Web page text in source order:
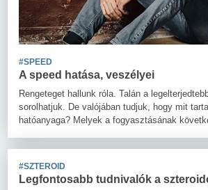
#SPEED
A speed hatása, veszélyei
Rengeteget hallunk róla. Talán a
sorolhatjuk. De valójában tudjuk, hogy mit
hatóanyaga? Melyek a fogyasztásának
#SZTEROID
Legfontosabb tudnivalók a